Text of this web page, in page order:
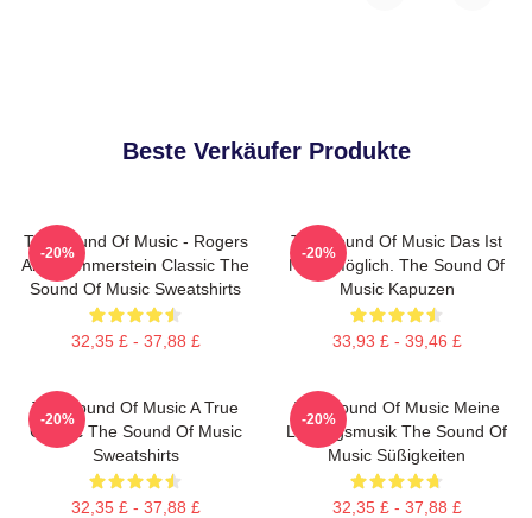
Beste Verkäufer Produkte
The Sound Of Music - Rogers
And Hammerstein Classic The
Sound Of Music Sweatshirts
32,35 £ - 37,88 £
-20%
The Sound Of Music Das Ist
Nicht Möglich. The Sound Of
Music Kapuzen
33,93 £ - 39,46 £
-20%
The Sound Of Music A True
Classic The Sound Of Music
Sweatshirts
32,35 £ - 37,88 £
-20%
The Sound Of Music Meine
Lieblingsmusik The Sound Of
Music Süßigkeiten
32,35 £ - 37,88 £
-20%